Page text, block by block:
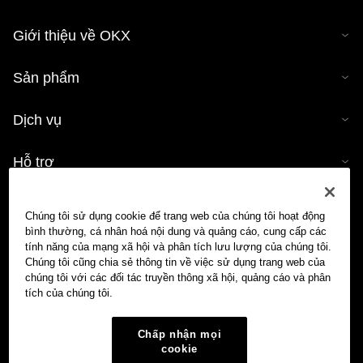
Giới thiệu về OKX
Sản phẩm
Dịch vụ
Hỗ trợ
Công cụ tính tiền mã hóa
Giao dịch
Chúng tôi sử dụng cookie để trang web của chúng tôi hoạt động
bình thường, cá nhân hoá nội dung và quảng cáo, cung cấp các
tính năng của mạng xã hội và phân tích lưu lượng của chúng tôi.
Chúng tôi cũng chia sẻ thông tin về việc sử dụng trang web của
chúng tôi với các đối tác truyền thông xã hội, quảng cáo và phân
tích của chúng tôi.
Chấp nhận mọi
cookie